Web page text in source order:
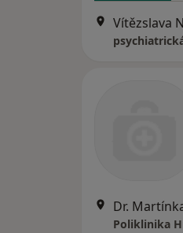
Vítězslava
Dr.
Poliklinika